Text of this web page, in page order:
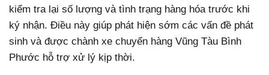
kiểm tra lại số lượng và tình trạng hàng hóa trước khi
ký nhận. Điều này giúp phát hiện sớm các vấn đề phát
sinh và được chành xe chuyển hàng Vũng Tàu Bình
Phước hỗ trợ xử lý kịp thời.